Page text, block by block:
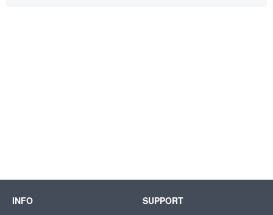
INFO SUPPORT